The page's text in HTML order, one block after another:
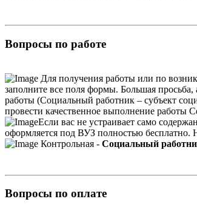
Вопросы по работе
Для получения работы или по
заполните все поля формы. Большая
работы (Социальный работник – субъект
провести качественное выполнение работы
Если вас не устраивает само
оформляется под ВУЗ полностью бесплатно.
Контрольная - Социальный
Вопросы по оплате